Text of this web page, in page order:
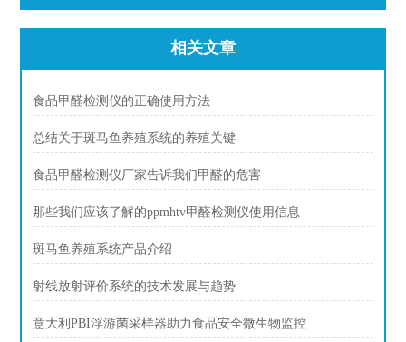
相关文章
食品甲醛检测仪的正确使用方法
总结关于斑马鱼养殖系统的养殖关键
食品甲醛检测仪厂家告诉我们甲醛的危害
那些我们应该了解的ppmhtv甲醛检测仪使用信息
斑马鱼养殖系统产品介绍
射线放射评价系统的技术发展与趋势
意大利PBI浮游菌采样器助力食品安全微生物监控